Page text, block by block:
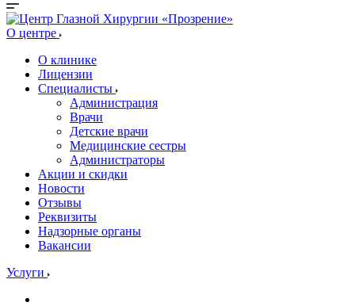
О центре
О клинике
Лицензии
Специалисты
Администрация
Врачи
Детские врачи
Медицинские сестры
Администраторы
Акции и скидки
Новости
Отзывы
Реквизиты
Надзорные органы
Вакансии
Услуги